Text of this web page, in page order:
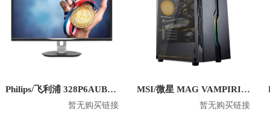
Philips/飞利浦 328P6AUBREB 31.5英寸 2K平面显示器
暂无购买链接
MSI/微星 MAG VAMPIRIC 010 玩派 游戏电脑机箱
暂无购买链接